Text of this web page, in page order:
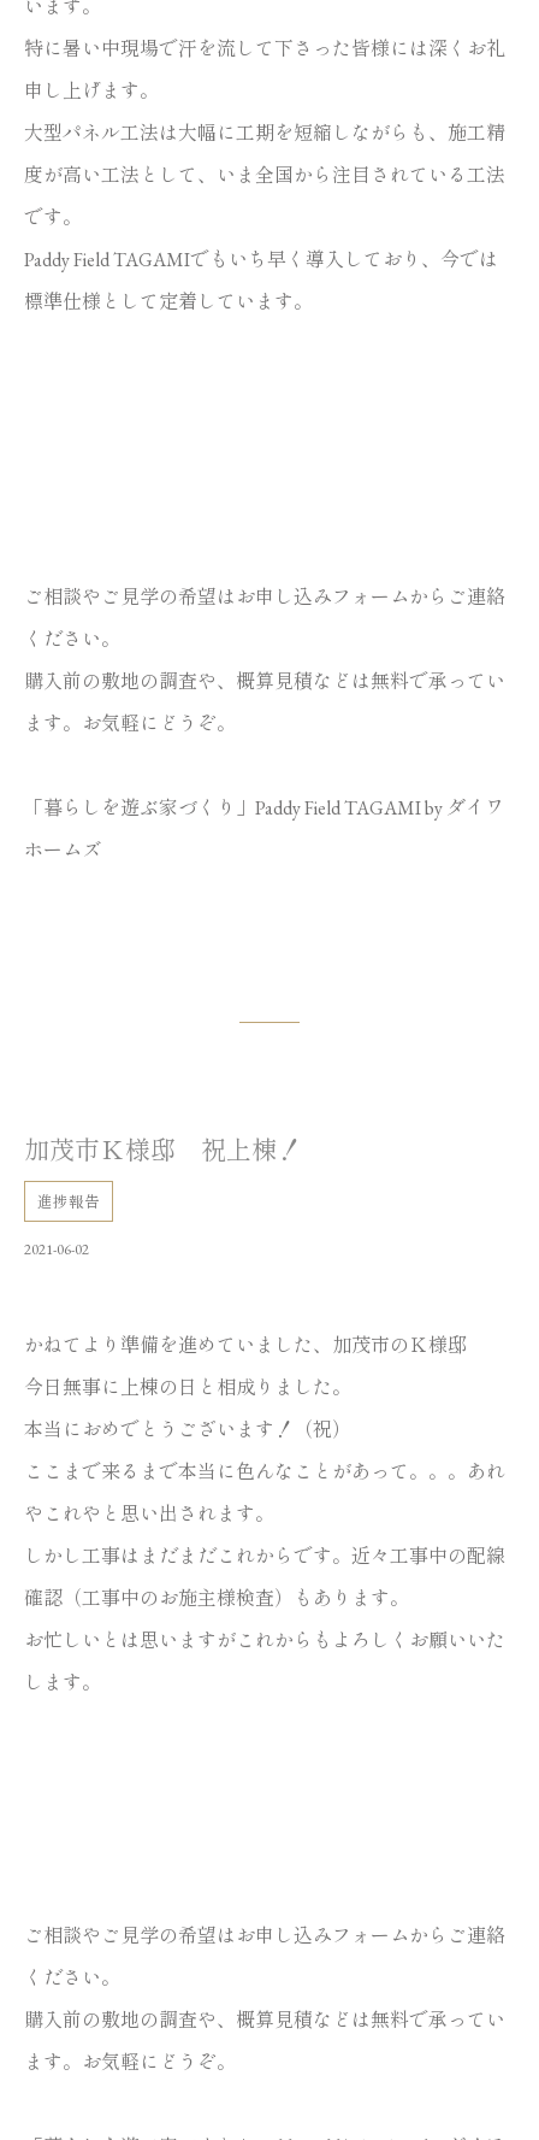
います。
特に暑い中現場で汗を流して下さった皆様には深くお礼
申し上げます。
大型パネル工法は大幅に工期を短縮しながらも、施工精
度が高い工法として、いま全国から注目されている工法
です。
Paddy Field TAGAMIでもいち早く導入しており、今では
標準仕様として定着しています。
ご相談やご見学の希望はお申し込みフォームからご連絡
ください。
購入前の敷地の調査や、概算見積などは無料で承ってい
ます。お気軽にどうぞ。
「暮らしを遊ぶ家づくり」Paddy Field TAGAMI by ダイワ
ホームズ
加茂市Ｋ様邸 祝上棟！
進捗報告
2021-06-02
かねてより準備を進めていました、加茂市のＫ様邸
今日無事に上棟の日と相成りました。
本当におめでとうございます！（祝）
ここまで来るまで本当に色んなことがあって。。。あれ
やこれやと思い出されます。
しかし工事はまだまだこれからです。近々工事中の配線
確認（工事中のお施主様検査）もあります。
お忙しいとは思いますがこれからもよろしくお願いいた
します。
ご相談やご見学の希望はお申し込みフォームからご連絡
ください。
購入前の敷地の調査や、概算見積などは無料で承ってい
ます。お気軽にどうぞ。